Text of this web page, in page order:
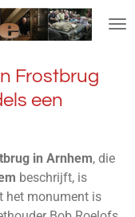
Frostbrug
een
in Arnhem, die
beschrijft, is
het monument is